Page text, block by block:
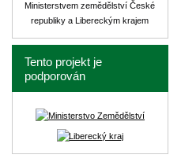
Ministerstvem zemědělství České
republiky a Libereckým krajem
Tento projekt je
podporován